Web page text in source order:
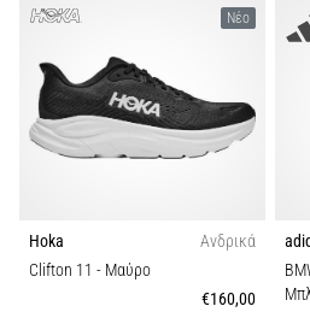
Νέο
Hoka
Ανδρικά
Clifton 11 - Μαύρο
€160,00